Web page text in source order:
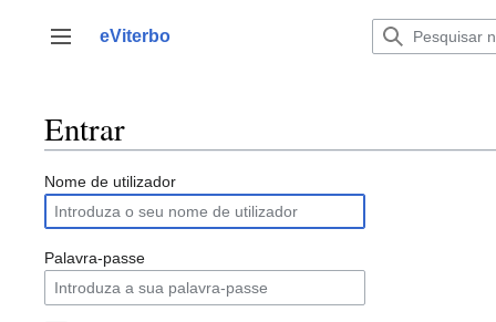
para
Alternar barra lateral
eViterbo
Entrar
Nome de utilizador
Palavra-passe